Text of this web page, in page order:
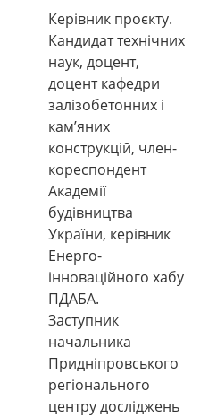
Керівник проєкту.
Кандидат технічних
наук, доцент,
доцент кафедри
залізобетонних і
кам’яних
конструкцій, член-
кореспондент
Академії
будівництва
України, керівник
Енерго-
інноваційного хабу
ПДАБА.
Заступник
начальника
Придніпровського
регіонального
центру досліджень